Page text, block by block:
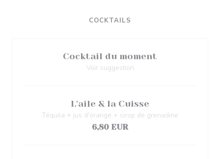
COCKTAILS
Cocktail du moment
Voir suggestion
L'aile & la Cuisse
Téquila + jus d'orange + sirop de grenadine
6,80 EUR